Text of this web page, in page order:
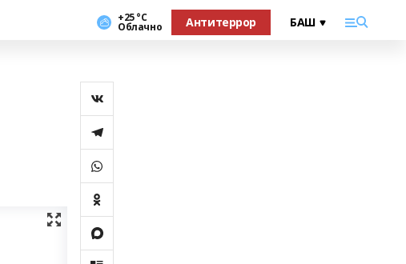
+25 °С
Облачно Антитеррор